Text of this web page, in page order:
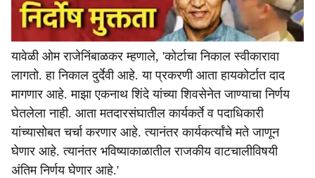
यावेळी ओम राजेनिंबाळकर म्हणाले, 'कोर्टाचा निकाल स्वीकारावा
लागतो. हा निकाल दुर्देवी आहे. या प्रकरणी आता हायकोर्टात दाद
मागणार आहे. माझा एकनाथ शिंदे यांच्या शिवसेनेत जाण्याचा निर्णय
घेतलेला नाही. आता मतदारसंघातील कार्यकर्ते व पदाधिकारी
यांच्यासोबत चर्चा करणार आहे. त्यानंतर कार्यकर्त्यांचे मते जाणून
घेणार आहे. त्यानंतर भविष्याकाळातील राजकीय वाटचालीविषयी
अंतिम निर्णय घेणार आहे.'